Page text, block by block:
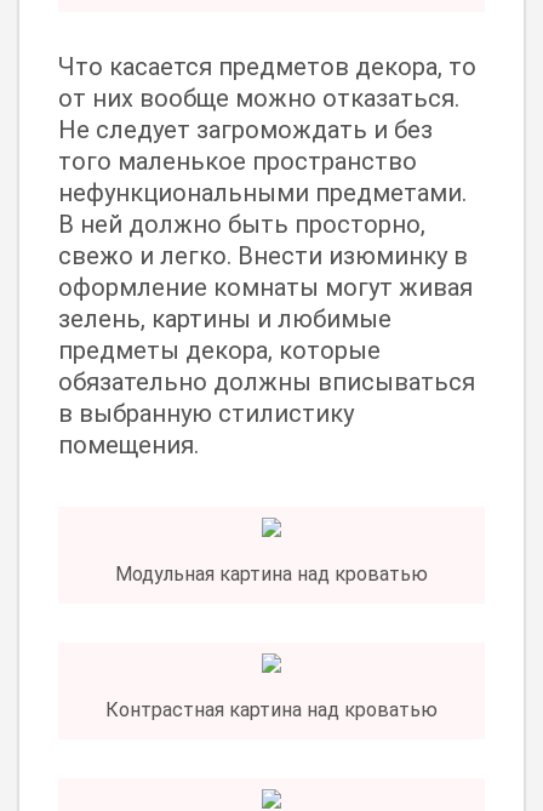
Что касается предметов декора, то
от них вообще можно отказаться.
Не следует загромождать и без
того маленькое пространство
нефункциональными предметами.
В ней должно быть просторно,
свежо и легко. Внести изюминку в
оформление комнаты могут живая
зелень, картины и любимые
предметы декора, которые
обязательно должны вписываться
в выбранную стилистику
помещения.
Модульная картина над кроватью
Контрастная картина над кроватью